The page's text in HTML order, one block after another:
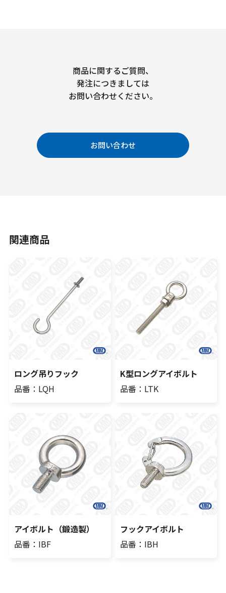
商品に関するご質問、
発注につきましては
お問い合わせください。
お問い合わせ
関連商品
ロング吊りフック
品番：LQH
K型ロングアイボルト
品番：LTK
アイボルト（鍛造製）
品番：IBF
フックアイボルト
品番：IBH